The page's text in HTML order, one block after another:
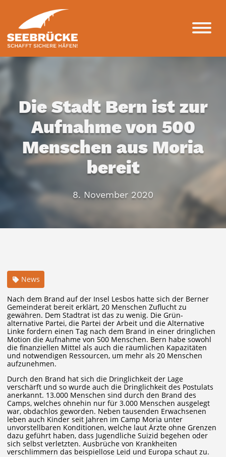
Die Stadt Bern ist zur
Aufnahme von 500
Menschen aus Moria
bereit
8. November 2020
News
Nach dem Brand auf der Insel Lesbos hatte sich der Berner
Gemeinderat bereit erklärt, 20 Menschen Zuflucht zu
gewähren. Dem Stadtrat ist das zu wenig. Die Grün-
alternative Partei, die Partei der Arbeit und die Alternative
Linke fordern einen Tag nach dem Brand in einer dringlichen
Motion die Aufnahme von 500 Menschen. Bern habe sowohl
die finanziellen Mittel als auch die räumlichen Kapazitäten
und notwendigen Ressourcen, um mehr als 20 Menschen
aufzunehmen.
Durch den Brand hat sich die Dringlichkeit der Lage
verschärft und so wurde auch die Dringlichkeit des Postulats
anerkannt. 13.000 Menschen sind durch den Brand des
Camps, welches ohnehin nur für 3.000 Menschen ausgelegt
war, obdachlos geworden. Neben tausenden Erwachsenen
leben auch Kinder seit Jahren im Camp Moria unter
unvorstellbaren Konditionen, welche laut Ärzte ohne Grenzen
dazu geführt haben, dass Jugendliche Suizid begehen oder
sich selbst verletzten. Ausbrüche von Krankheiten
verschlimmern das beispiellose Leid und Europa schaut zu.